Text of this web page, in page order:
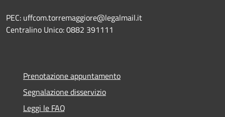
PEC: uffcom.torremaggiore@legalmail.it
Centralino Unico: 0882 391111
Prenotazione appuntamento
Segnalazione disservizio
Leggi le FAQ